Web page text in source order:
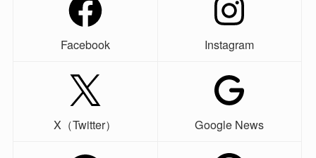
Facebook Instagram
X（Twitter） Google News